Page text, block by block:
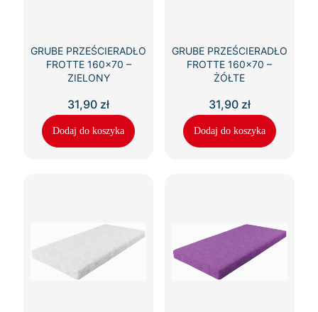
GRUBE PRZEŚCIERADŁO
FROTTE 160×70 –
ZIELONY
31,90 zł
Dodaj do koszyka
GRUBE PRZEŚCIERADŁO
FROTTE 160×70 –
ŻÓŁTE
31,90 zł
Dodaj do koszyka